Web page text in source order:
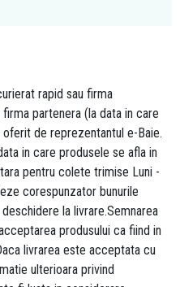
rapid sau firma
partenera (la data in care
de reprezentantul e-Baie.
in care produsele se afla in
pentru colete trimise Luni -
corespunzator bunurile
la livrare.Semnarea
produsului ca fiind in
livrarea este acceptata cu
ulterioara privind